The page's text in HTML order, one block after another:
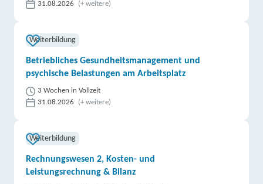
31.08.2026
(+ weitere)
Weiterbildung
Betriebliches Gesundheitsmanagement und
psychische Belastungen am Arbeitsplatz
3 Wochen in Vollzeit
31.08.2026
(+ weitere)
Weiterbildung
Rechnungswesen 2, Kosten- und
Leistungsrechnung & Bilanz